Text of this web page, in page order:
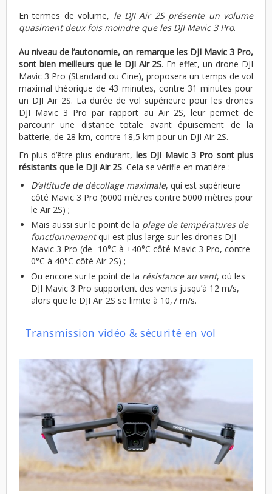
En termes de volume, le DJI Air 2S présente un volume
quasiment deux fois moindre que les DJI Mavic 3 Pro.
Au niveau de l’autonomie, on remarque les DJI Mavic 3 Pro,
sont bien meilleurs que le DJI Air 2S. En effet, un drone DJI
Mavic 3 Pro (Standard ou Cine), proposera un temps de vol
maximal théorique de 43 minutes, contre 31 minutes pour
un DJI Air 2S. La durée de vol supérieure pour les drones
DJI Mavic 3 Pro par rapport au Air 2S, leur permet de
parcourir une distance totale avant épuisement de la
batterie, de 28 km, contre 18,5 km pour un DJI Air 2S.
En plus d’être plus endurant, les DJI Mavic 3 Pro sont plus
résistants que le DJI Air 2S. Cela se vérifie en matière :
D’altitude de décollage maximale, qui est supérieure
côté Mavic 3 Pro (6000 mètres contre 5000 mètres pour
le Air 2S) ;
Mais aussi sur le point de la plage de températures de
fonctionnementqui est plus large sur les drones DJI
Mavic 3 Pro (de -10°C à +40°C côté Mavic 3 Pro, contre
0°C à 40°C côté Air 2S) ;
Ou encore sur le point de la résistance au vent, où les
DJI Mavic 3 Pro supportent des vents jusqu’à 12 m/s,
alors que le DJI Air 2S se limite à 10,7 m/s.
Transmission vidéo & sécurité en vol